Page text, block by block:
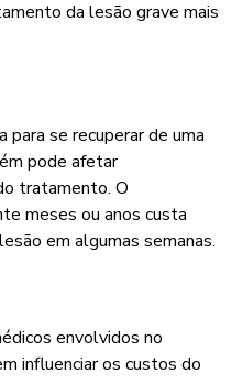
da lesão grave mais
se recuperar de uma
pode afetar
tratamento. O
meses ou anos custa
em algumas semanas.
envolvidos no
influenciar os custos do